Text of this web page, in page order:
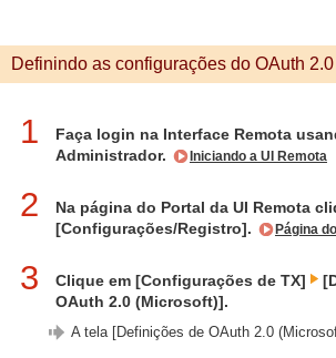
Definindo as configurações do OAuth
1
Faça login na Interface Remota
Administrador.
Iniciando a UI Remota
2
Na página do Portal da UI Remota
[Configurações/Registro].
Página
3 Clique em [Configurações de TX]
OAuth 2.0 (Microsoft)].
A tela [Definições de OAuth 2.0